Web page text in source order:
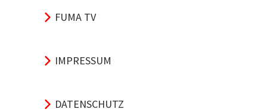
FUMA TV
IMPRESSUM
DATENSCHUTZ